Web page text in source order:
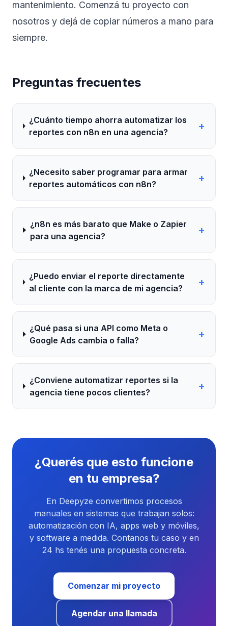
mantenimiento. Comenzá tu proyecto con
nosotros y dejá de copiar números a mano para
siempre.
Preguntas frecuentes
¿Cuánto tiempo ahorra automatizar los
reportes con n8n en una agencia?
+
¿Necesito saber programar para armar
reportes automáticos con n8n?
+
¿n8n es más barato que Make o Zapier
para una agencia?
+
¿Puedo enviar el reporte directamente
al cliente con la marca de mi agencia?
+
¿Qué pasa si una API como Meta o
Google Ads cambia o falla?
+
¿Conviene automatizar reportes si la
agencia tiene pocos clientes?
+
¿Querés que esto funcione
en tu empresa?
En Deepyze convertimos procesos
manuales en sistemas que trabajan solos:
automatización con IA, apps web y móviles,
y software a medida. Contanos tu caso y en
24 hs tenés una propuesta concreta.
Comenzar mi proyecto
Agendar una llamada